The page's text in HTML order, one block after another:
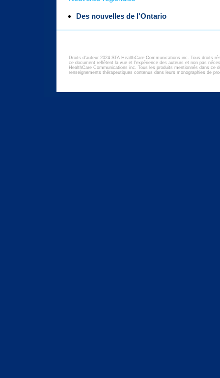
Des nouvelles de l'Ontario
Droits d'auteur 2024 STA HealthCare Communications inc. Tous droits
ce document reflètent la vue et l'expérience des auteurs et non pas
HealthCare Communications inc. Tous les produits mentionnés dans ce
renseignements thérapeutiques contenus dans leurs monographies de